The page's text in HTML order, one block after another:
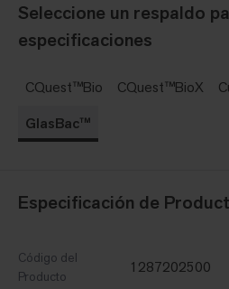
Seleccione un respaldo
especificaciones
CQuest™Bio CQuest™BioX
GlasBac™
Especificación de
Código del
Producto
1287202500